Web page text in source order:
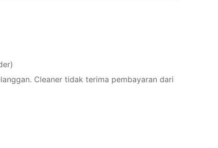
Cleaner tidak terima pembayaran dari